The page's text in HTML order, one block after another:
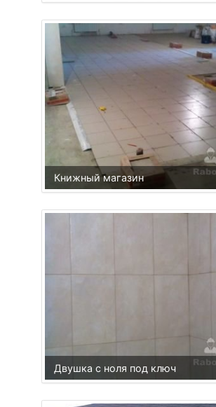
Книжный магазин
Двушка с ноля под ключ